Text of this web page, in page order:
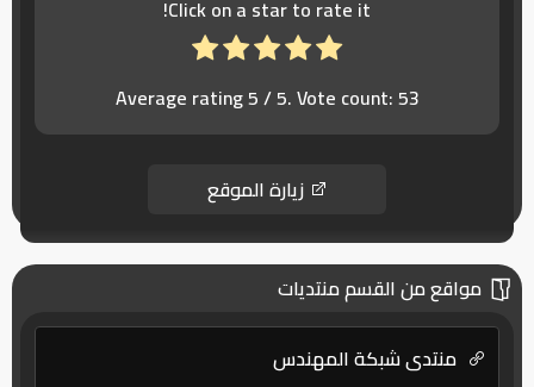
Click on a star to rate it!
Average rating5/ 5. Vote count:53
زيارة الموقع
مواقع من القسم منتديات
منتدى شبكة المهندس